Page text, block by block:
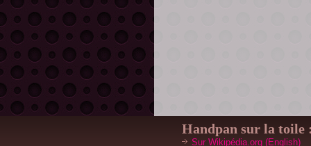
Handpan sur la toile
Sur Wikipédia.org (English)